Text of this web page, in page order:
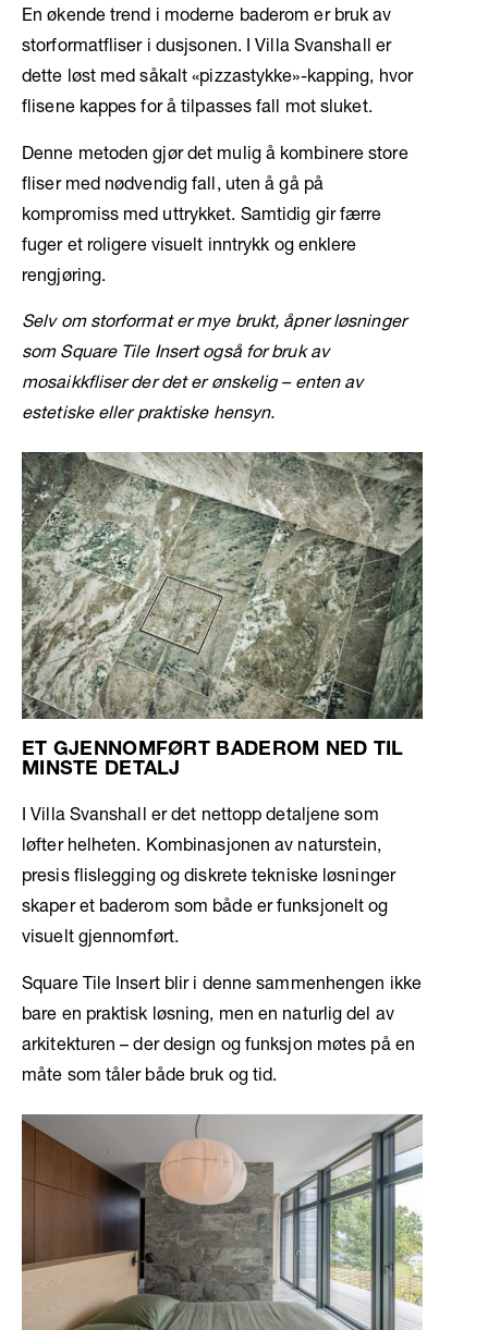
En økende trend i moderne baderom er bruk av
storformatfliser i dusjsonen. I Villa Svanshall er
dette løst med såkalt «pizzastykke»-kapping, hvor
flisene kappes for å tilpasses fall mot sluket.
Denne metoden gjør det mulig å kombinere store
fliser med nødvendig fall, uten å gå på
kompromiss med uttrykket. Samtidig gir færre
fuger et roligere visuelt inntrykk og enklere
rengjøring.
Selv om storformat er mye brukt, åpner løsninger
som Square Tile Insert også for bruk av
mosaikkfliser der det er ønskelig – enten av
estetiske eller praktiske hensyn.
ET GJENNOMFØRT BADEROM NED TIL
MINSTE DETALJ
I Villa Svanshall er det nettopp detaljene som
løfter helheten. Kombinasjonen av naturstein,
presis flislegging og diskrete tekniske løsninger
skaper et baderom som både er funksjonelt og
visuelt gjennomført.
Square Tile Insert blir i denne sammenhengen ikke
bare en praktisk løsning, men en naturlig del av
arkitekturen – der design og funksjon møtes på en
måte som tåler både bruk og tid.